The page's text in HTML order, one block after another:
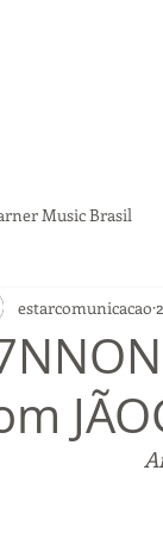
Music Brasil
Pocah Maria
Marvvila
estarcomunicacao